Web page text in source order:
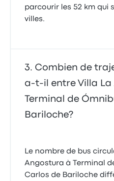
parcourir les 52 km qui
villes.
Combien de
a-t-il entre Villa
Terminal de
Bariloche?
Le nombre de bus
Angostura à Terminal
Carlos de Bariloche